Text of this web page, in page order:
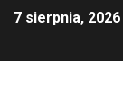
7 sierpnia, 2026